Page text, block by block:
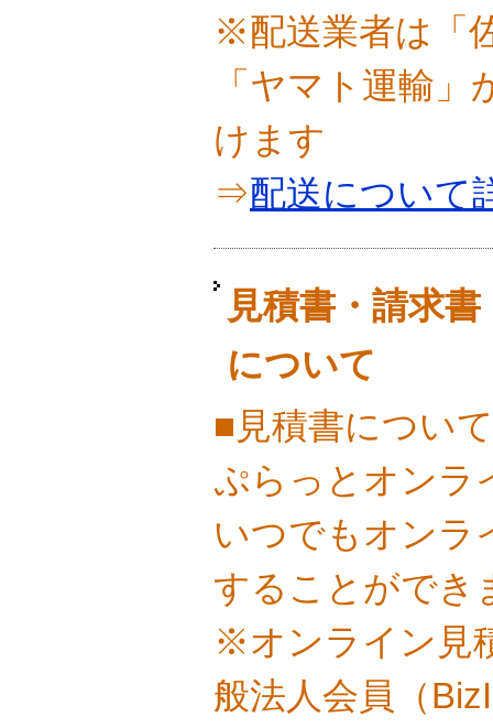
※配送業者は「
「ヤマト運輸
けます
⇒配送について
見積書・請求
について
■見積書について
ぷらっとオンラ
いつでもオンラ
することができ
※オンライン見
般法人会員（